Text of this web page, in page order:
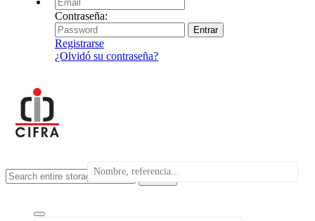
Contraseña:
Registrarse
¿Olvidó su contraseña?
search